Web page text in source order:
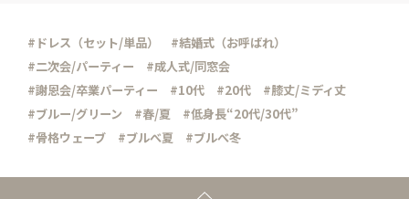
#ドレス（セット/単品）
#結婚式（お呼ばれ）
#二次会/パーティー
#成人式/同窓会
#謝恩会/卒業パーティー
#10代 #20代
#膝丈/ミディ丈
#ブルー/グリーン
#春/夏
#低身長“20代/30代”
#骨格ウェーブ
#ブルべ夏 #ブルべ冬